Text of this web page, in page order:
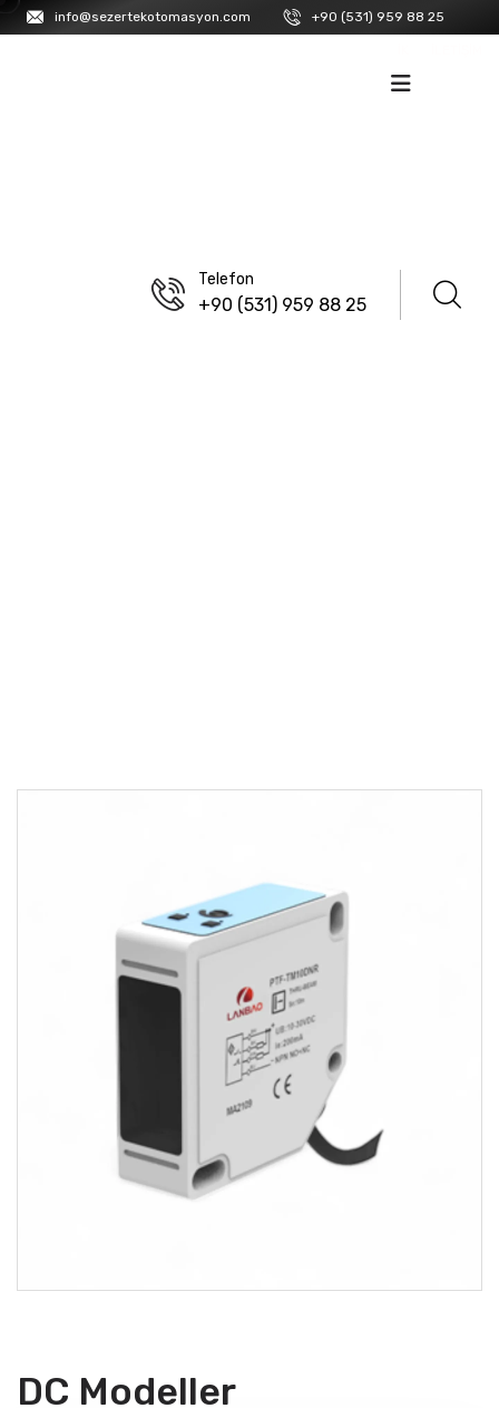
info@sezertekotomasyon.com +90 (531) 959 88 25
Telefon
+90 (531) 959 88 25
DC Modeller